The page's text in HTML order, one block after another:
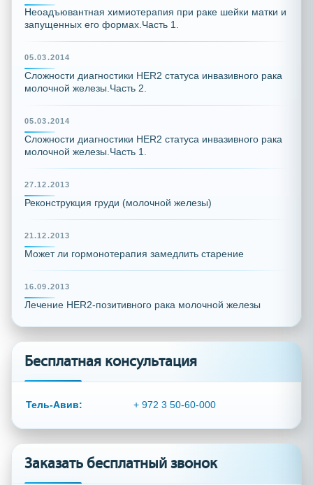
Неоадъювантная химиотерапия при раке шейки матки и
запущенных его формах.Часть 1.
05.03.2014
Сложности диагностики HER2 статуса инвазивного рака
молочной железы.Часть 2.
05.03.2014
Сложности диагностики HER2 статуса инвазивного рака
молочной железы.Часть 1.
27.12.2013
Реконструкция груди (молочной железы)
21.12.2013
Может ли гормонотерапия замедлить старение
16.09.2013
Лечение HER2-позитивного рака молочной железы
Бесплатная консультация
Тель-Авив: + 972 3 50-60-000
Заказать бесплатный звонок